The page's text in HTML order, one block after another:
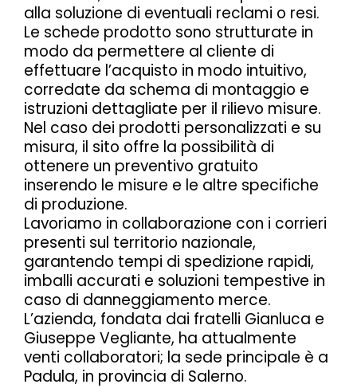
alla soluzione di eventuali reclami o resi.
Le schede prodotto sono strutturate in
modo da permettere al cliente di
effettuare l’acquisto in modo intuitivo,
corredate da schema di montaggio e
istruzioni dettagliate per il rilievo misure.
Nel caso dei prodotti personalizzati e su
misura, il sito offre la possibilità di
ottenere un preventivo gratuito
inserendo le misure e le altre specifiche
di produzione.
Lavoriamo in collaborazione con i corrieri
presenti sul territorio nazionale,
garantendo tempi di spedizione rapidi,
imballi accurati e soluzioni tempestive in
caso di danneggiamento merce.
L’azienda, fondata dai fratelli Gianluca e
Giuseppe Vegliante, ha attualmente
venti collaboratori; la sede principale è a
Padula, in provincia di Salerno.